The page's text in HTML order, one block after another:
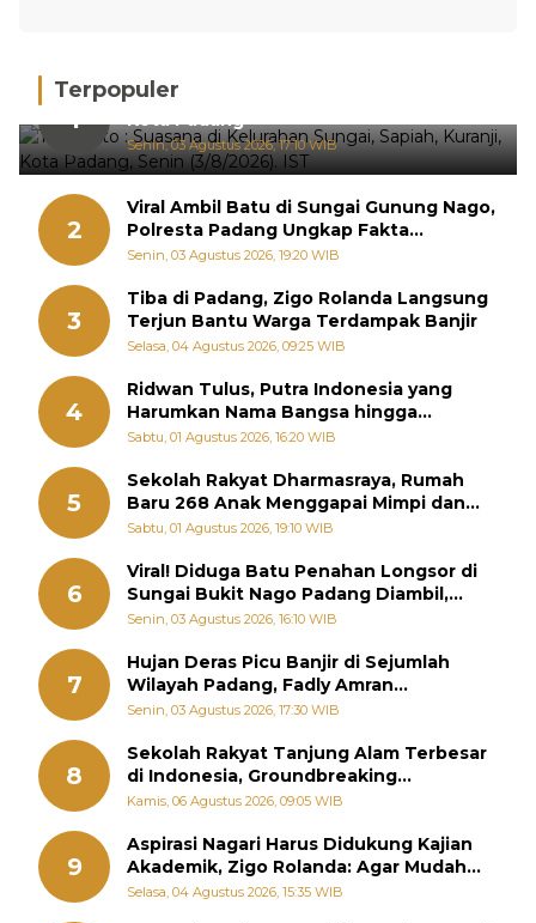
Terpopuler
1
Hujan Deras, 15 Titik Banjir Terdeteksi di
Kota Padang
Senin, 03 Agustus 2026, 17:10 WIB
2
Viral Ambil Batu di Sungai Gunung Nago,
Polresta Padang Ungkap Fakta
Sebenarnya
Senin, 03 Agustus 2026, 19:20 WIB
3
Tiba di Padang, Zigo Rolanda Langsung
Terjun Bantu Warga Terdampak Banjir
Selasa, 04 Agustus 2026, 09:25 WIB
4
Ridwan Tulus, Putra Indonesia yang
Harumkan Nama Bangsa hingga
Diabadikan dalam Buku Jepang
Sabtu, 01 Agustus 2026, 16:20 WIB
5
Sekolah Rakyat Dharmasraya, Rumah
Baru 268 Anak Menggapai Mimpi dan
Memutus Rantai Kemiskinan
Sabtu, 01 Agustus 2026, 19:10 WIB
6
Viral! Diduga Batu Penahan Longsor di
Sungai Bukit Nago Padang Diambil,
Warga Khawatir Bencana Terulang
Senin, 03 Agustus 2026, 16:10 WIB
7
Hujan Deras Picu Banjir di Sejumlah
Wilayah Padang, Fadly Amran
Perintahkan OPD Siaga
Senin, 03 Agustus 2026, 17:30 WIB
8
Sekolah Rakyat Tanjung Alam Terbesar
di Indonesia, Groundbreaking
September
Kamis, 06 Agustus 2026, 09:05 WIB
9
Aspirasi Nagari Harus Didukung Kajian
Akademik, Zigo Rolanda: Agar Mudah
Diperjuangkan di Kementerian
Selasa, 04 Agustus 2026, 15:35 WIB